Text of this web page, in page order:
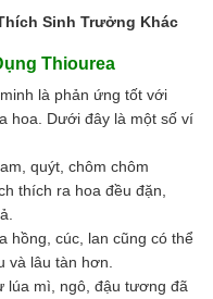
Sinh Trưởng Khác
Thiourea
là phản ứng tốt với
hoa. Dưới đây là một số ví
quýt, chôm chôm
thích ra hoa đều đặn,
hồng, cúc, lan cũng có thể
và lâu tàn hơn.
lúa mì, ngô, đậu tương đã